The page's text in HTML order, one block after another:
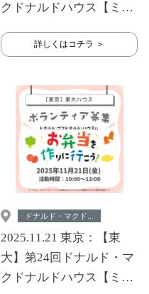
クドナルドハウス【ミー
詳しくはコチラ ＞
ドナルド・マクド...
2025.11.21 東京：【東
大】第24回ドナルド・マ
クドナルドハウス【ミー